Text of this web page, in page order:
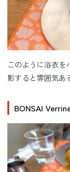
このように浴衣を
影すると雰囲気あ
BONSAI